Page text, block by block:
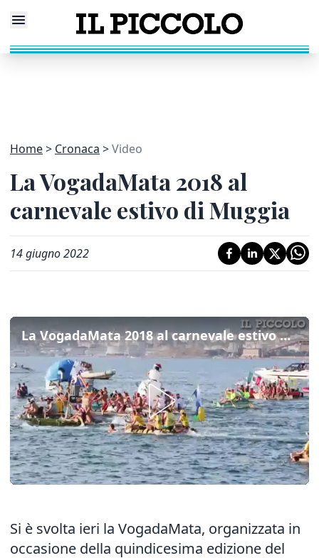
Home Cronaca Video
La VogadaMata 2018 al
carnevale estivo di Muggia
14 giugno 2022
La VogadaMata 2018 al carnevale estivo di Muggia
Si è svolta ieri la VogadaMata, organizzata in
occasione della quindicesima edizione del